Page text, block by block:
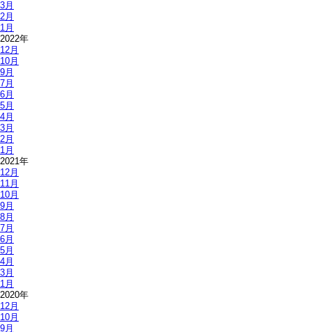
3月
2月
1月
2022年
12月
10月
9月
7月
6月
5月
4月
3月
2月
1月
2021年
12月
11月
10月
9月
8月
7月
6月
5月
4月
3月
1月
2020年
12月
10月
9月